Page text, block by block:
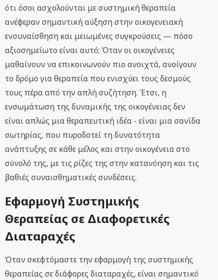
ότι όσοι ασχολούνται με συστημική θεραπεία
ανέφεραν σημαντική αύξηση στην οικογενειακή
ενσυναίσθηση και μειωμένες συγκρούσεις — πόσο
αξιοσημείωτο είναι αυτό; Όταν οι οικογένειες
μαθαίνουν να επικοινωνούν πιο ανοιχτά, ανοίγουν
το δρόμο για θεραπεία που ενισχύει τους δεσμούς
τους πέρα από την απλή συζήτηση. Έτσι, η
ενσωμάτωση της δυναμικής της οικογένειας δεν
είναι απλώς μια θεραπευτική ιδέα - είναι μια σανίδα
σωτηρίας, που πυροδοτεί τη δυνατότητα
ανάπτυξης σε κάθε μέλος και στην οικογένεια στο
σύνολό της, με τις ρίζες της στην κατανόηση και τις
βαθιές συναισθηματικές συνδέσεις.
Εφαρμογή Συστημικής
Θεραπείας σε Διαφορετικές
Διαταραχές
Όταν σκεφτόμαστε την εφαρμογή της συστημικής
θεραπείας σε διάφορες διαταραχές, είναι σημαντικό